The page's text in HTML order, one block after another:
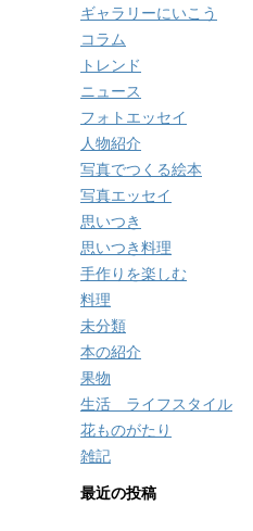
ギャラリーにいこう
コラム
トレンド
ニュース
フォトエッセイ
人物紹介
写真でつくる絵本
写真エッセイ
思いつき
思いつき料理
手作りを楽しむ
料理
未分類
本の紹介
果物
生活 ライフスタイル
花ものがたり
雑記
最近の投稿